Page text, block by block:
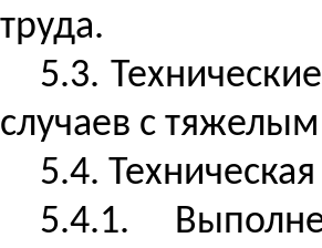
труда.
5.3.
случаев с
5.4.
5.4.1.